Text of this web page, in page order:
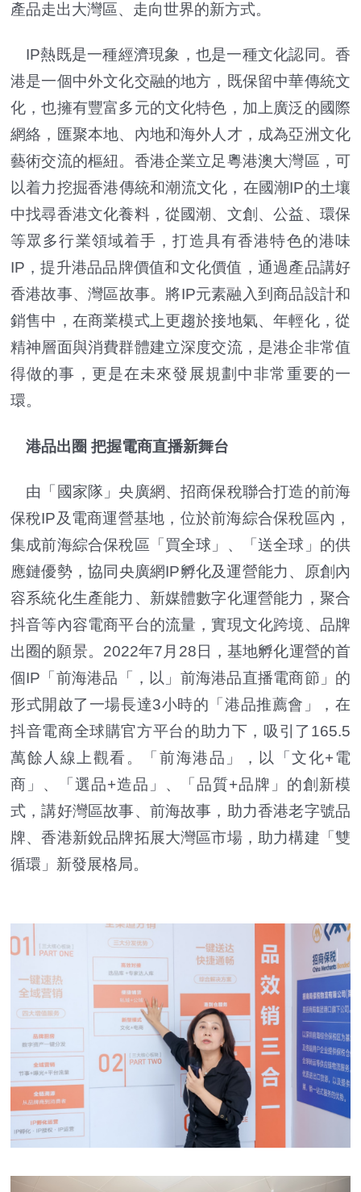
產品走出大灣區、走向世界的新方式。
IP熱既是一種經濟現象，也是一種文化認同。香
港是一個中外文化交融的地方，既保留中華傳統文
化，也擁有豐富多元的文化特色，加上廣泛的國際
網絡，匯聚本地、內地和海外人才，成為亞洲文化
藝術交流的樞紐。香港企業立足粵港澳大灣區，可
以着力挖掘香港傳統和潮流文化，在國潮IP的土壤
中找尋香港文化養料，從國潮、文創、公益、環保
等眾多行業領域着手，打造具有香港特色的港味
IP，提升港品品牌價值和文化價值，通過產品講好
香港故事、灣區故事。將IP元素融入到商品設計和
銷售中，在商業模式上更趨於接地氣、年輕化，從
精神層面與消費群體建立深度交流，是港企非常值
得做的事，更是在未來發展規劃中非常重要的一
環。
港品出圈 把握電商直播新舞台
由「國家隊」央廣網、招商保稅聯合打造的前海
保稅IP及電商運營基地，位於前海綜合保稅區內，
集成前海綜合保稅區「買全球」、「送全球」的供
應鏈優勢，協同央廣網IP孵化及運營能力、原創內
容系統化生產能力、新媒體數字化運營能力，聚合
抖音等內容電商平台的流量，實現文化跨境、品牌
出圈的願景。2022年7月28日，基地孵化運營的首
個IP「前海港品「，以」前海港品直播電商節」的
形式開啟了一場長達3小時的「港品推薦會」，在
抖音電商全球購官方平台的助力下，吸引了165.5
萬餘人線上觀看。「前海港品」，以「文化+電
商」、「選品+造品」、「品質+品牌」的創新模
式，講好灣區故事、前海故事，助力香港老字號品
牌、香港新銳品牌拓展大灣區市場，助力構建「雙
循環」新發展格局。